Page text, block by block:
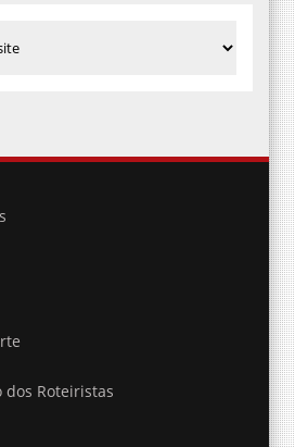
dos Roteiristas